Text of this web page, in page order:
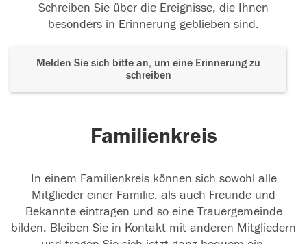
Schreiben Sie über die Ereignisse, die Ihnen
besonders in Erinnerung geblieben sind.
Melden Sie sich bitte an, um eine Erinnerung zu
schreiben
Familienkreis
In einem Familienkreis können sich sowohl alle
Mitglieder einer Familie, als auch Freunde und
Bekannte eintragen und so eine Trauergemeinde
bilden. Bleiben Sie in Kontakt mit anderen Mitgliedern